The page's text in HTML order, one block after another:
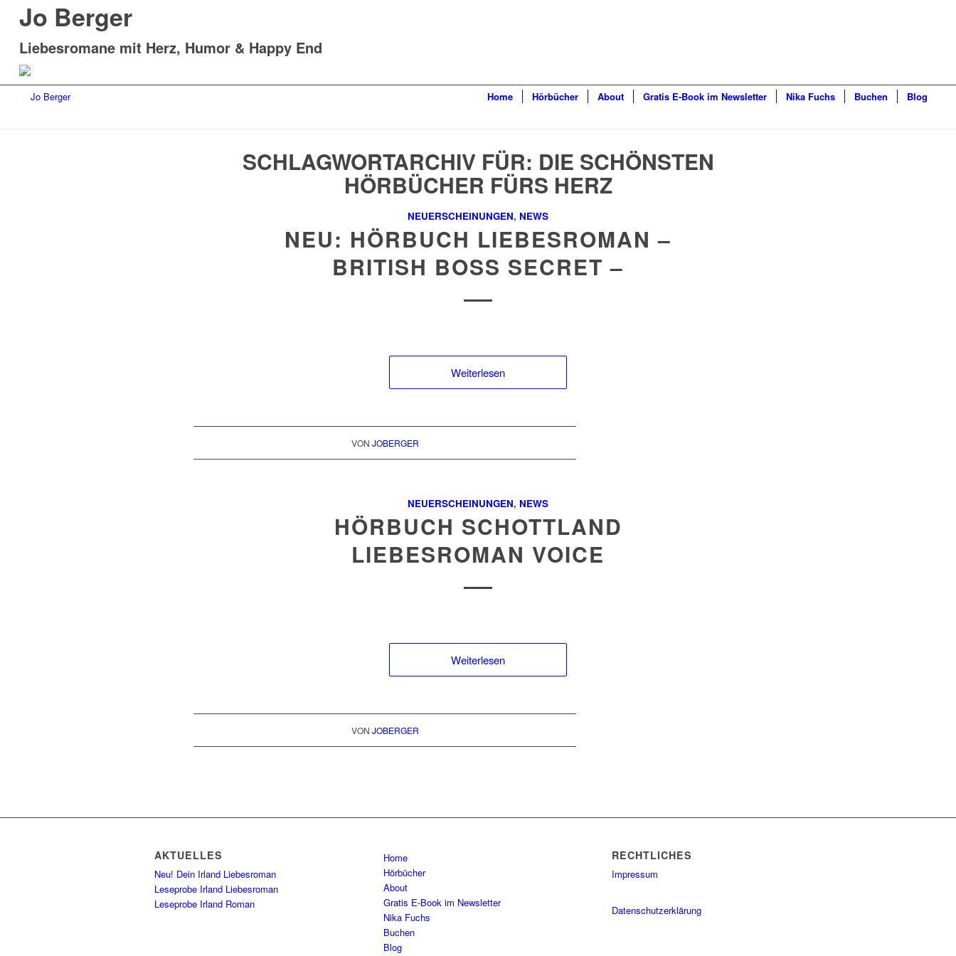
Jo Berger
Liebesromane mit Herz, Humor & Happy End
Home Hörbücher About Gratis E-Book im Newsletter Nika Fuchs Buchen Blog
SCHLAGWORTARCHIV FÜR: DIE SCHÖNSTEN
HÖRBÜCHER FÜRS HERZ
NEUERSCHEINUNGEN, NEWS
NEU: HÖRBUCH LIEBESROMAN –
BRITISH BOSS SECRET –
Weiterlesen
VON JOBERGER
NEUERSCHEINUNGEN, NEWS
HÖRBUCH SCHOTTLAND
LIEBESROMAN VOICE
Weiterlesen
VON JOBERGER
AKTUELLES
Neu! Dein Irland Liebesroman
Leseprobe Irland Liebesroman
Leseprobe Irland Roman
Home
Hörbücher
About
Gratis E-Book im Newsletter
Nika Fuchs
Buchen
Blog
RECHTLICHES
Impressum
Datenschutzerklärung